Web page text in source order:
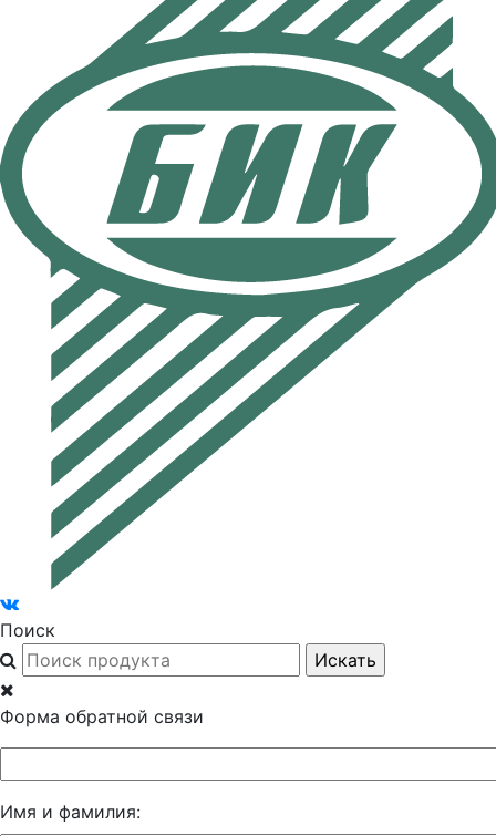
Поиск
Форма обратной связи
Имя и фамилия: